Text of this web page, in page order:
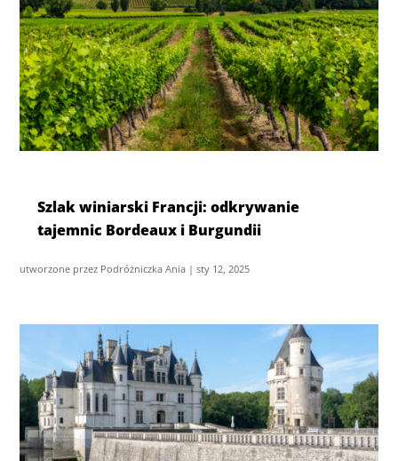
Szlak winiarski Francji: odkrywanie
tajemnic Bordeaux i Burgundii
utworzone przez Podróżniczka Ania |sty 12, 2025